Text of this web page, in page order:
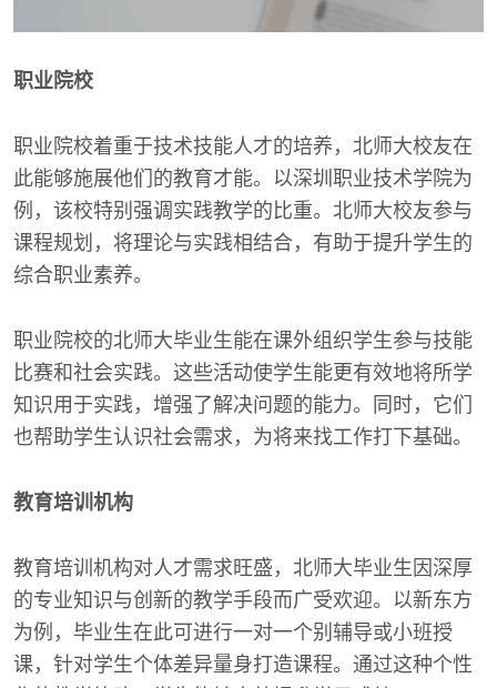
职业院校
职业院校着重于技术技能人才的培养，北师大校友在
此能够施展他们的教育才能。以深圳职业技术学院为
例，该校特别强调实践教学的比重。北师大校友参与
课程规划，将理论与实践相结合，有助于提升学生的
综合职业素养。
职业院校的北师大毕业生能在课外组织学生参与技能
比赛和社会实践。这些活动使学生能更有效地将所学
知识用于实践，增强了解决问题的能力。同时，它们
也帮助学生认识社会需求，为将来找工作打下基础。
教育培训机构
教育培训机构对人才需求旺盛，北师大毕业生因深厚
的专业知识与创新的教学手段而广受欢迎。以新东方
为例，毕业生在此可进行一对一个别辅导或小班授
课，针对学生个体差异量身打造课程。通过这种个性